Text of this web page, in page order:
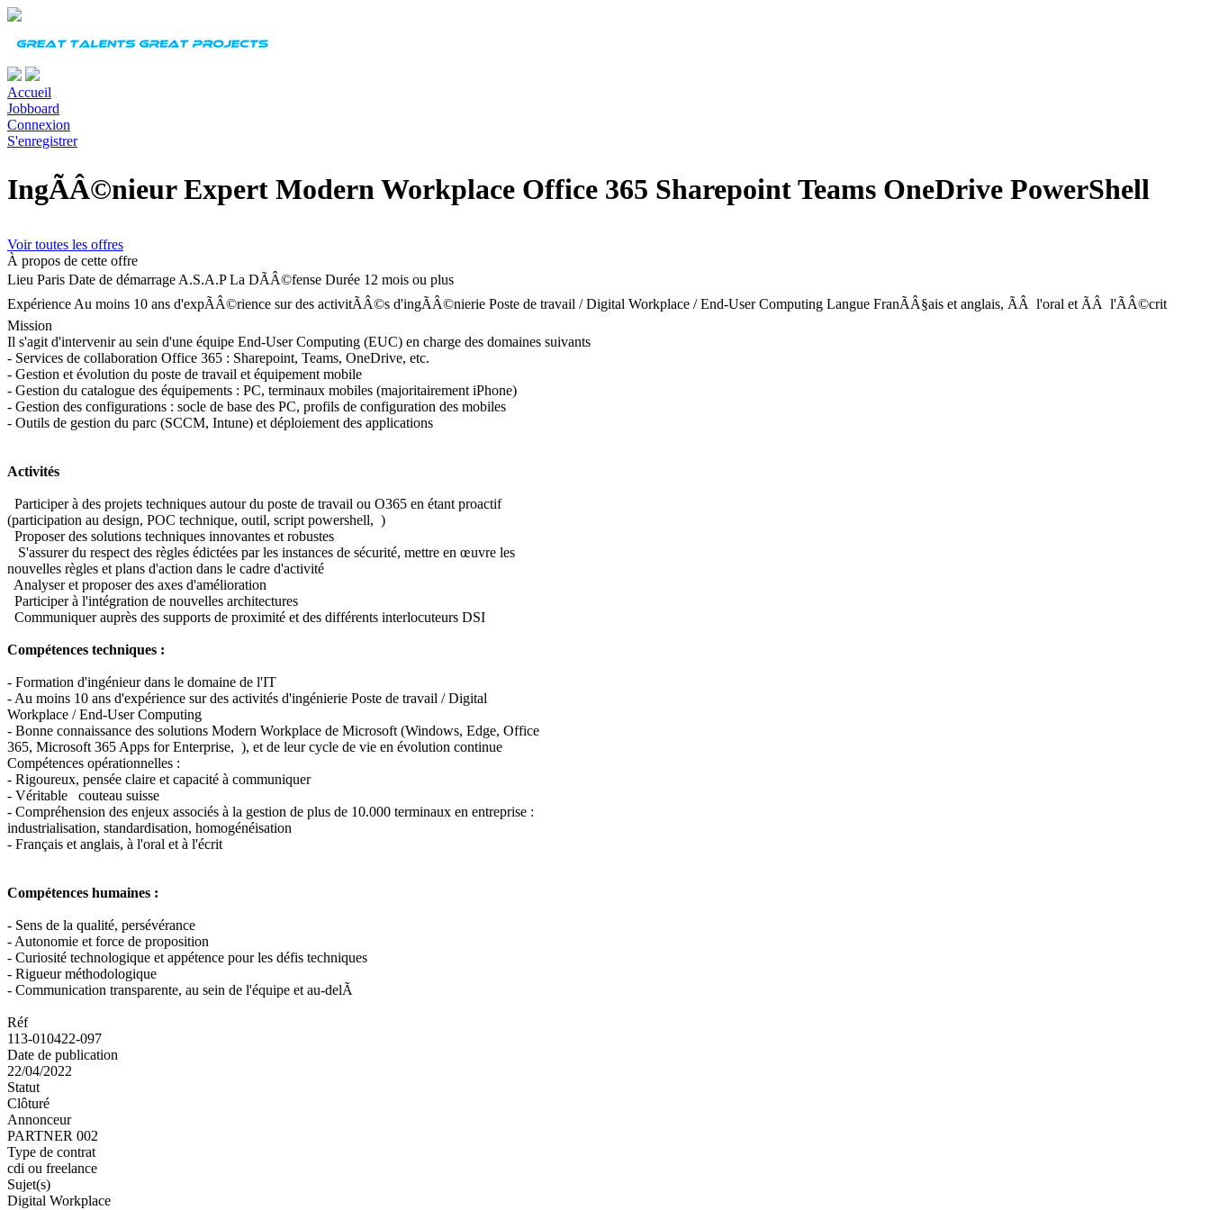
Accueil
Jobboard
Connexion
S'enregistrer
IngÃÂ©nieur Expert Modern Workplace Office 365 Sharepoint Teams OneDrive PowerShell
Voir toutes les offres
À propos de cette offre
Lieu Paris Date de démarrage A.S.A.P La DÃÂ©fense Durée 12 mois ou plus
Expérience Au moins 10 ans d'expÃÂ©rience sur des activitÃÂ©s d'ingÃÂ©nierie Poste de travail / Digital Workplace / End-User Computing Langue FranÃÂ§ais et anglais, ÃÂ l'oral et ÃÂ l'ÃÂ©crit
Mission
Il s'agit d'intervenir au sein d'une équipe End-User Computing (EUC) en charge des domaines suivants
- Services de collaboration Office 365 : Sharepoint, Teams, OneDrive, etc.
- Gestion et évolution du poste de travail et équipement mobile
- Gestion du catalogue des équipements : PC, terminaux mobiles (majoritairement iPhone)
- Gestion des configurations : socle de base des PC, profils de configuration des mobiles
- Outils de gestion du parc (SCCM, Intune) et déploiement des applications
Activités
Participer à des projets techniques autour du poste de travail ou O365 en étant proactif
(participation au design, POC technique, outil, script powershell, )
Proposer des solutions techniques innovantes et robustes
S'assurer du respect des règles édictées par les instances de sécurité, mettre en œuvre les
nouvelles règles et plans d'action dans le cadre d'activité
Analyser et proposer des axes d'amélioration
Participer à l'intégration de nouvelles architectures
Communiquer auprès des supports de proximité et des différents interlocuteurs DSI
Compétences techniques :
- Formation d'ingénieur dans le domaine de l'IT
- Au moins 10 ans d'expérience sur des activités d'ingénierie Poste de travail / Digital
Workplace / End-User Computing
- Bonne connaissance des solutions Modern Workplace de Microsoft (Windows, Edge, Office
365, Microsoft 365 Apps for Enterprise, ), et de leur cycle de vie en évolution continue
Compétences opérationnelles :
- Rigoureux, pensée claire et capacité à communiquer
- Véritable couteau suisse
- Compréhension des enjeux associés à la gestion de plus de 10.000 terminaux en entreprise :
industrialisation, standardisation, homogénéisation
- Français et anglais, à l'oral et à l'écrit
Compétences humaines :
- Sens de la qualité, persévérance
- Autonomie et force de proposition
- Curiosité technologique et appétence pour les défis techniques
- Rigueur méthodologique
- Communication transparente, au sein de l'équipe et au-delÃ
Réf
113-010422-097
Date de publication
22/04/2022
Statut
Clôturé
Annonceur
PARTNER 002
Type de contrat
cdi ou freelance
Sujet(s)
Digital Workplace